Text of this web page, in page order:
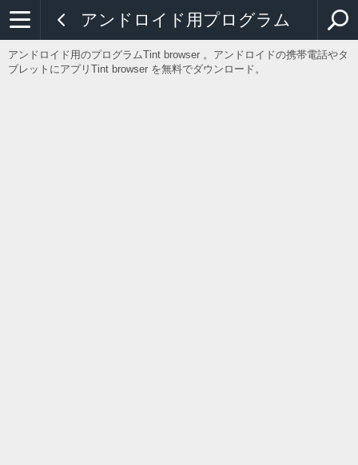
アンドロイド用プログラム
アンドロイド用のプログラムTint browser 。アンドロイドの携帯電話やタ
ブレットにアプリTint browser を無料でダウンロード。